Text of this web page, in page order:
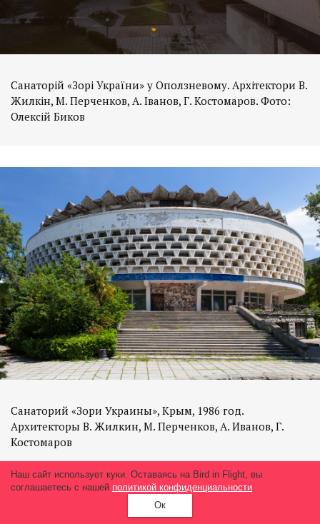
Санаторій «Зорі України» у Оползневому. Архітектори В.
Жилкін, М. Перченков, А. Іванов, Г. Костомаров. Фото:
Олексій Биков
Санаторий «Зори Украины», Крым, 1986 год.
Архитекторы В. Жилкин, М. Перченков, А. Иванов, Г.
Костомаров
Наш сайт использует куки. Оставаясь на Bird in Flight, вы
соглашаетесь с нашей политикой конфиденциальности.
Ок